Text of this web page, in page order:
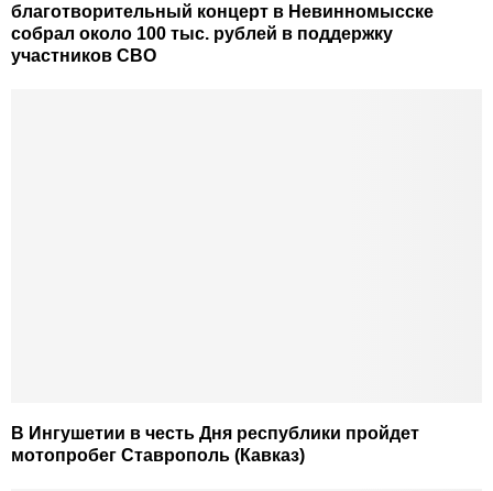
благотворительный концерт в Невинномысске
собрал около 100 тыс. рублей в поддержку
участников СВО
В Ингушетии в честь Дня республики пройдет
мотопробег Ставрополь (Кавказ)